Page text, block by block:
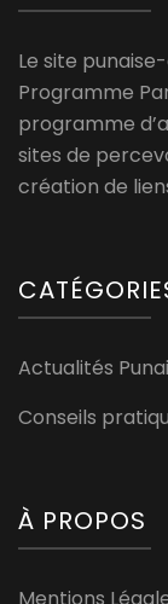
Le site
Programme
programme
sites de
création de
Actualités
Conseils
À PROPOS
Mentions